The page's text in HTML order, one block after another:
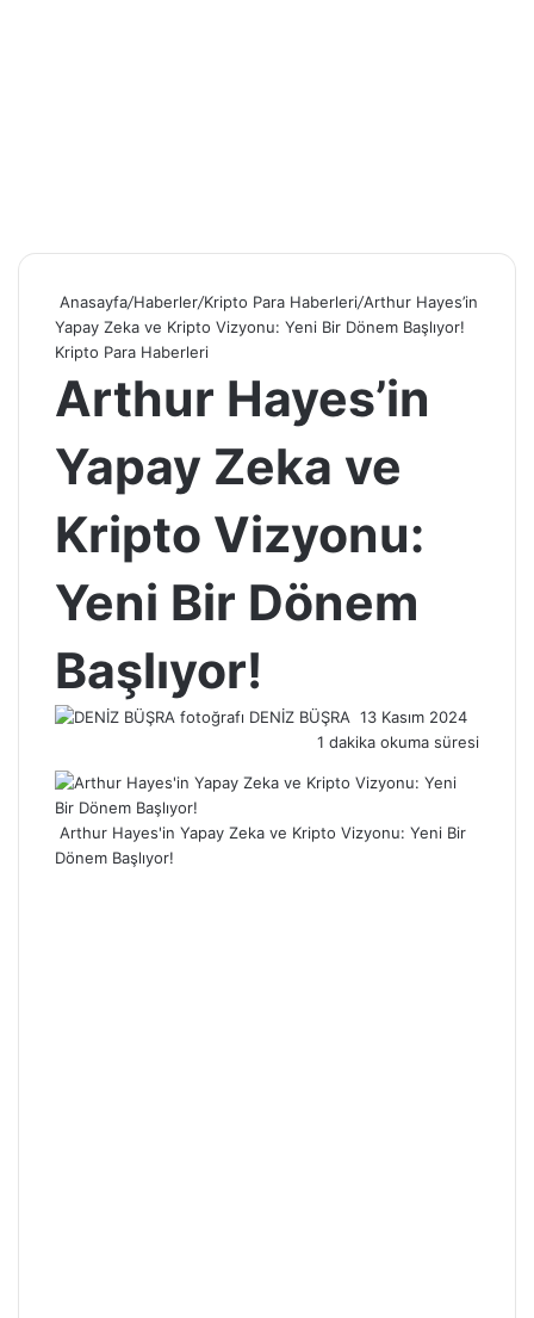
Anasayfa/Haberler/Kripto Para Haberleri/Arthur Hayes’in
Yapay Zeka ve Kripto Vizyonu: Yeni Bir Dönem Başlıyor!
Kripto Para Haberleri
Arthur Hayes’in
Yapay Zeka ve
Kripto Vizyonu:
Yeni Bir Dönem
Başlıyor!
DENİZ BÜŞRA Bir
e-
göndermek
13 Kasım 2024
1 dakika okuma süresi
Arthur Hayes'in Yapay Zeka ve Kripto Vizyonu: Yeni Bir
Dönem Başlıyor!